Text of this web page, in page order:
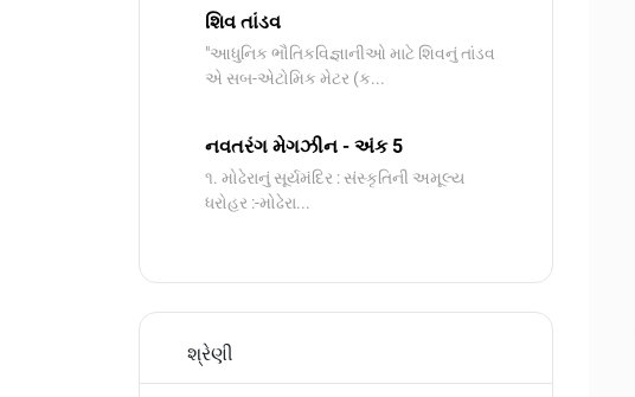
શિવ તાંડવ
"આધુનિક ભૌતિકવિજ્ઞાનીઓ માટે શિવનું તાંડવ
એ સબ-એટોમિક મેટર (ક...
નવતરંગ મેગઝીન - અંક 5
૧. મોઢેરાનું સૂર્યમંદિર : સંસ્કૃતિની અમૂલ્ય
ધરોહર :-​મોઢેરા...
શ્રેણી